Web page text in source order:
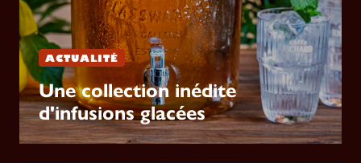
ACTUALITÉ
Une collection inédite
d'infusions glacées